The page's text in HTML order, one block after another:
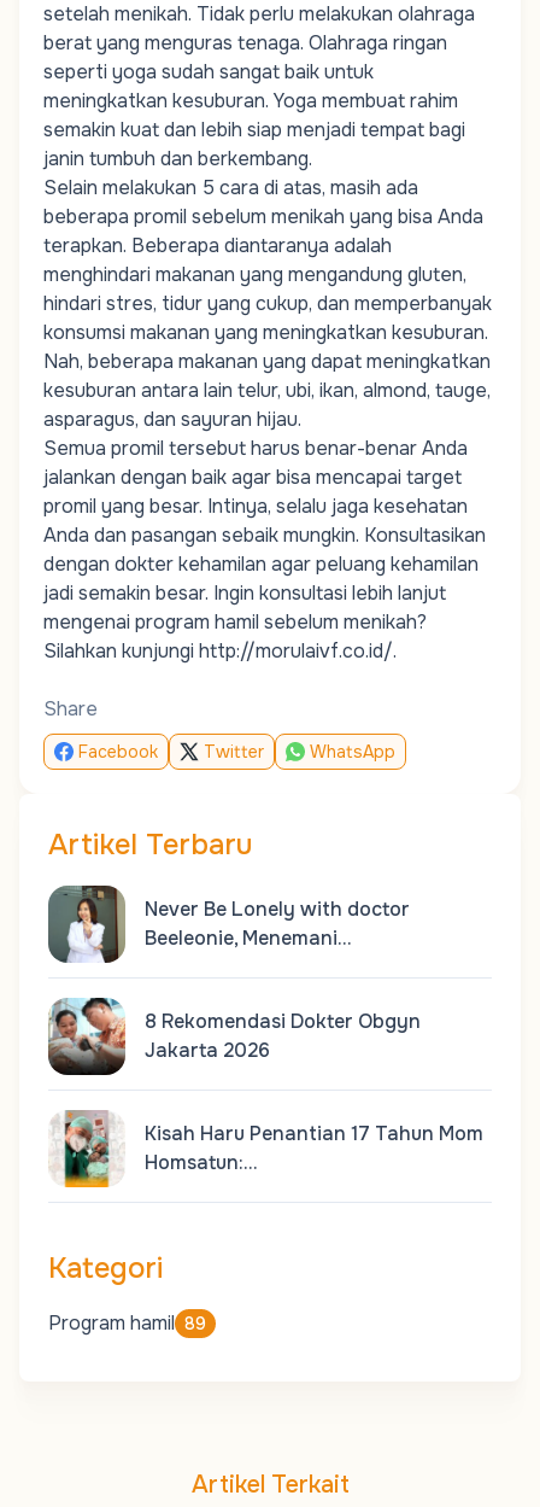
setelah menikah. Tidak perlu melakukan olahraga
berat yang menguras tenaga. Olahraga ringan
seperti yoga sudah sangat baik untuk
meningkatkan kesuburan. Yoga membuat rahim
semakin kuat dan lebih siap menjadi tempat bagi
janin tumbuh dan berkembang.
Selain melakukan 5 cara di atas, masih ada
beberapa promil sebelum menikah yang bisa Anda
terapkan. Beberapa diantaranya adalah
menghindari makanan yang mengandung gluten,
hindari stres, tidur yang cukup, dan memperbanyak
konsumsi makanan yang meningkatkan kesuburan.
Nah, beberapa makanan yang dapat meningkatkan
kesuburan antara lain telur, ubi, ikan, almond, tauge,
asparagus, dan sayuran hijau.
Semua promil tersebut harus benar-benar Anda
jalankan dengan baik agar bisa mencapai target
promil yang besar. Intinya, selalu jaga kesehatan
Anda dan pasangan sebaik mungkin. Konsultasikan
dengan dokter kehamilan agar peluang kehamilan
jadi semakin besar. Ingin konsultasi lebih lanjut
mengenai program hamil sebelum menikah?
Silahkan kunjungi http://morulaivf.co.id/.
Share
Facebook Twitter WhatsApp
Artikel Terbaru
Never Be Lonely with doctor
Beeleonie, Menemani…
8 Rekomendasi Dokter Obgyn
Jakarta 2026
Kisah Haru Penantian 17 Tahun Mom
Homsatun:…
Kategori
Program hamil 89
Artikel Terkait